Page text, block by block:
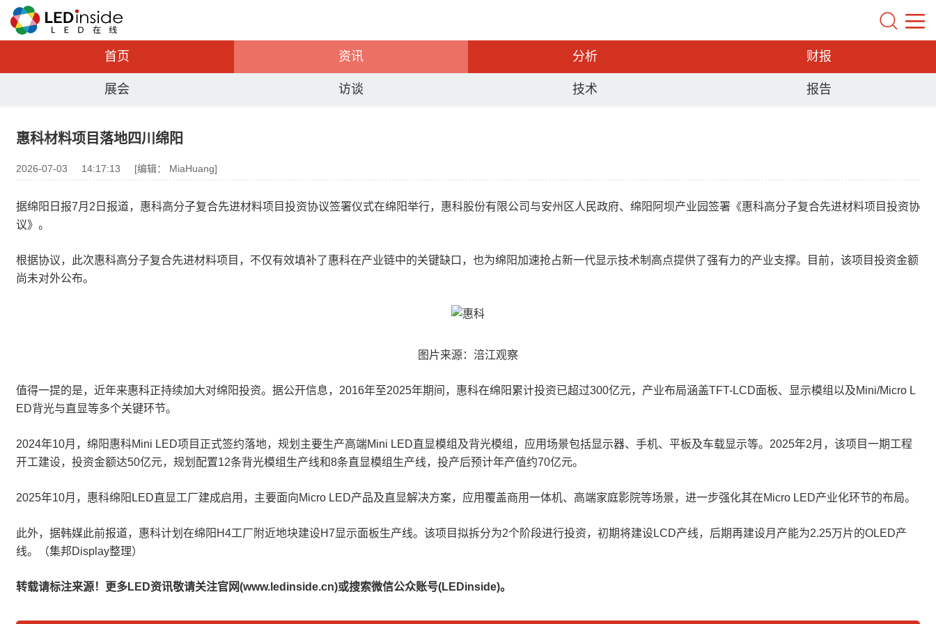
首页 资讯 分析 财报
展会 访谈 技术 报告
惠科材料项目落地四川绵阳
2026-07-03 14:17:13 [编辑： MiaHuang]
据绵阳日报7月2日报道，惠科高分子复合先进材料项目投资协议签署仪式在绵阳举行，惠科股份有限公司与安州区人民政府、绵阳阿坝产业园签署《惠科高分子复合先进材料项目投资协
议》。
根据协议，此次惠科高分子复合先进材料项目，不仅有效填补了惠科在产业链中的关键缺口，也为绵阳加速抢占新一代显示技术制高点提供了强有力的产业支撑。目前，该项目投资金额
尚未对外公布。
图片来源：涪江观察
值得一提的是，近年来惠科正持续加大对绵阳投资。据公开信息，2016年至2025年期间，惠科在绵阳累计投资已超过300亿元，产业布局涵盖TFT-LCD面板、显示模组以及Mini/Micro L
ED背光与直显等多个关键环节。
2024年10月，绵阳惠科Mini LED项目正式签约落地，规划主要生产高端Mini LED直显模组及背光模组，应用场景包括显示器、手机、平板及车载显示等。2025年2月，该项目一期工程
开工建设，投资金额达50亿元，规划配置12条背光模组生产线和8条直显模组生产线，投产后预计年产值约70亿元。
2025年10月，惠科绵阳LED直显工厂建成启用，主要面向Micro LED产品及直显解决方案，应用覆盖商用一体机、高端家庭影院等场景，进一步强化其在Micro LED产业化环节的布局。
此外，据韩媒此前报道，惠科计划在绵阳H4工厂附近地块建设H7显示面板生产线。该项目拟拆分为2个阶段进行投资，初期将建设LCD产线，后期再建设月产能为2.25万片的OLED产
线。（集邦Display整理）
转载请标注来源！更多LED资讯敬请关注官网(www.ledinside.cn)或搜索微信公众账号(LEDinside)。